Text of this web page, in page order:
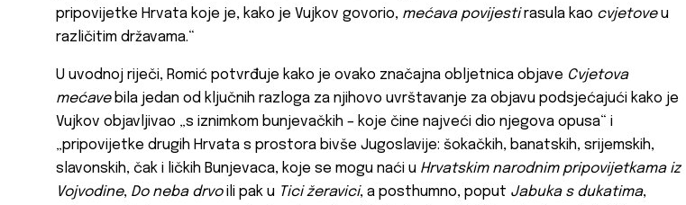
pripovijetke Hrvata koje je, kako je Vujkov govorio, mećava povijestirasula kao cvjetoveu
različitim državama.“
U uvodnoj riječi, Romić potvrđuje kako je ovako značajna obljetnica objave Cvjetova
mećavebila jedan od ključnih razloga za njihovo uvrštavanje za objavu podsjećajući kako je
Vujkov objavljivao „s iznimkom bunjevačkih – koje čine najveći dio njegova opusa“ i
„pripovijetke drugih Hrvata s prostora bivše Jugoslavije: šokačkih, banatskih, srijemskih,
slavonskih, čak i ličkih Bunjevaca, koje se mogu naći u Hrvatskim narodnim pripovijetkama iz
Vojvodine, Do neba drvoili pak u Tici žeravici, a posthumno, poput Jabuka s dukatima,